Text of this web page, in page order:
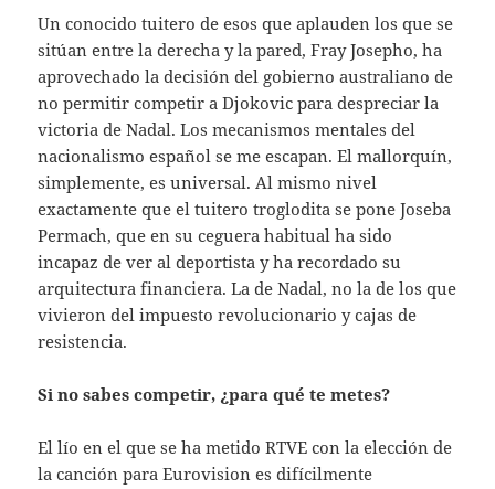
Un conocido tuitero de esos que aplauden los que se
sitúan entre la derecha y la pared, Fray Josepho, ha
aprovechado la decisión del gobierno australiano de
no permitir competir a Djokovic para despreciar la
victoria de Nadal. Los mecanismos mentales del
nacionalismo español se me escapan. El mallorquín,
simplemente, es universal. Al mismo nivel
exactamente que el tuitero troglodita se pone Joseba
Permach, que en su ceguera habitual ha sido
incapaz de ver al deportista y ha recordado su
arquitectura financiera. La de Nadal, no la de los que
vivieron del impuesto revolucionario y cajas de
resistencia.
Si no sabes competir, ¿para qué te metes?
El lío en el que se ha metido RTVE con la elección de
la canción para Eurovision es difícilmente